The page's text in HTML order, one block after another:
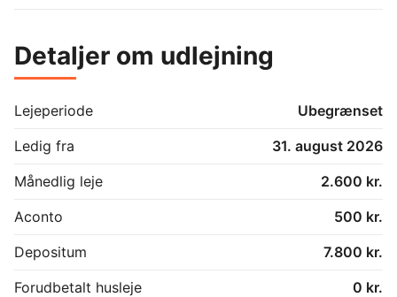
Detaljer om udlejning
Lejeperiode
Ubegrænset
Ledig fra
31. august 2026
Månedlig leje
2.600 kr.
Aconto
500 kr.
Depositum
7.800 kr.
Forudbetalt husleje
0 kr.